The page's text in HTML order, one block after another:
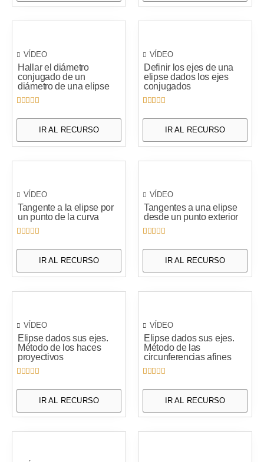
VÍDEO
Hallar el diámetro
conjugado de un
diámetro de una elipse
    
IR AL RECURSO
VÍDEO
Definir los ejes de una
elipse dados los ejes
conjugados
    
IR AL RECURSO
VÍDEO
Tangente a la elipse por
un punto de la curva
    
IR AL RECURSO
VÍDEO
Tangentes a una elipse
desde un punto exterior
    
IR AL RECURSO
VÍDEO
Elipse dados sus ejes.
Método de los haces
proyectivos
    
IR AL RECURSO
VÍDEO
Elipse dados sus ejes.
Método de las
circunferencias afines
    
IR AL RECURSO